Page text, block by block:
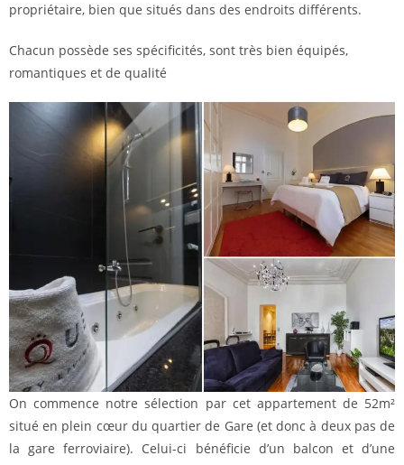
propriétaire, bien que situés dans des endroits différents.
Chacun possède ses spécificités, sont très bien équipés,
romantiques et de qualité
On commence notre sélection par cet appartement de 52m²
situé en plein cœur du quartier de Gare (et donc à deux pas de
la gare ferroviaire). Celui-ci bénéficie d’un balcon et d’une